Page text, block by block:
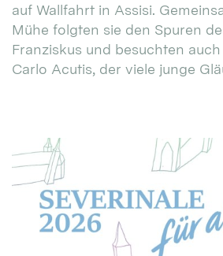
auf Wallfahrt in Assisi.
Mühe folgten sie den Spuren
Franziskus und besuchten
Carlo Acutis, der viele junge